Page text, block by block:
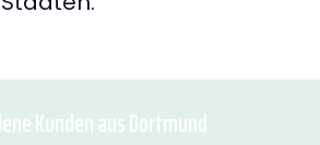
Kunden aus Dortmund